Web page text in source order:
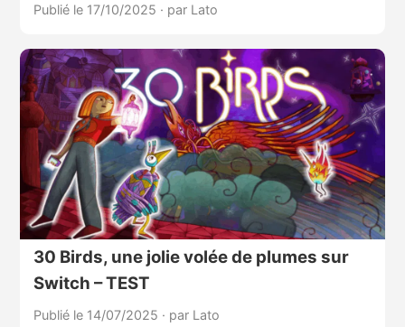
Publié le 17/10/2025 · par Lato
30 Birds, une jolie volée de plumes sur
Switch – TEST
Publié le 14/07/2025 · par Lato